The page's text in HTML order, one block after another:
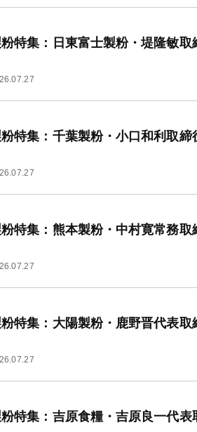
特集：日東富士製粉・堤隆敏
特集：千葉製粉・小口和利取
特集：熊本製粉・中村寛常務
特集：大陽製粉・鹿野晋代表
特集：吉原食糧・吉原良一代